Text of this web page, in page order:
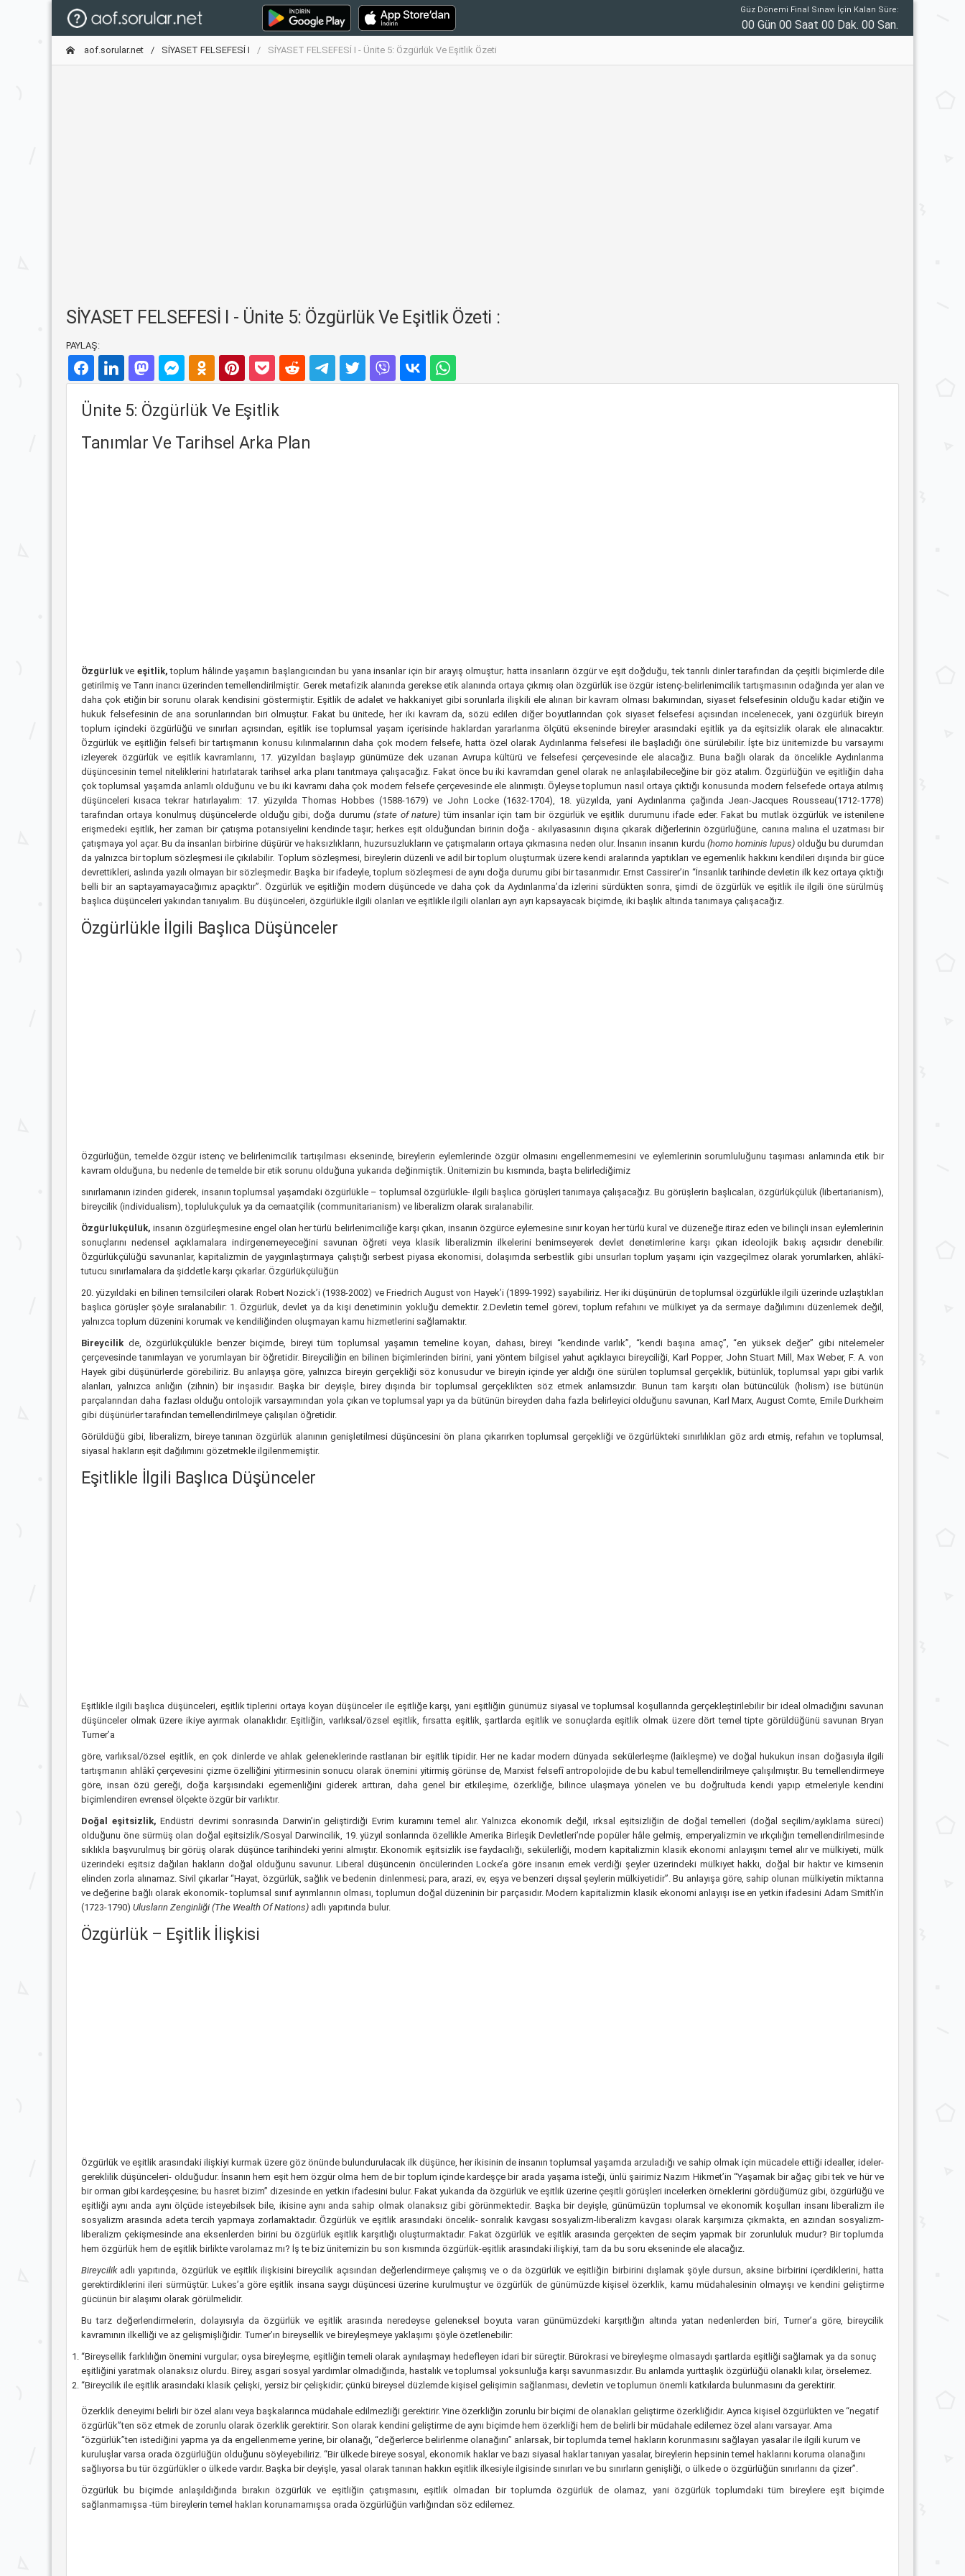
Güz Dönemi Final Sınavı İçin Kalan Süre:
00 Gün 00 Saat 00 Dak. 00 San.
aof.sorular.net SİYASET FELSEFESİ I SİYASET FELSEFESİ I - Ünite 5: Özgürlük Ve Eşitlik Özeti
SİYASET FELSEFESİ I - Ünite 5: Özgürlük Ve Eşitlik Özeti :
PAYLAŞ:
Ünite 5: Özgürlük Ve Eşitlik
Tanımlar Ve Tarihsel Arka Plan
Özgürlükve eşitlik,toplum hâlinde yaşamın başlangıcından bu yana insanlar için bir arayış olmuştur; hatta insanların özgür ve eşit doğduğu, tek tanrılı dinler tarafından da çeşitli biçimlerde dile
getirilmiş ve Tanrı inancı üzerinden temellendirilmiştir. Gerek metafizik alanında gerekse etik alanında ortaya çıkmış olan özgürlük ise özgür istenç-belirlenimcilik tartışmasının odağında yer alan ve
daha çok etiğin bir sorunu olarak kendisini göstermiştir. Eşitlik de adalet ve hakkaniyet gibi sorunlarla ilişkili ele alınan bir kavram olması bakımından, siyaset felsefesinin olduğu kadar etiğin ve
hukuk felsefesinin de ana sorunlarından biri olmuştur. Fakat bu ünitede, her iki kavram da, sözü edilen diğer boyutlarından çok siyaset felsefesi açısından incelenecek, yani özgürlük bireyin
toplum içindeki özgürlüğü ve sınırları açısından, eşitlik ise toplumsal yaşam içerisinde haklardan yararlanma ölçütü ekseninde bireyler arasındaki eşitlik ya da eşitsizlik olarak ele alınacaktır.
Özgürlük ve eşitliğin felsefi bir tartışmanın konusu kılınmalarının daha çok modern felsefe, hatta özel olarak Aydınlanma felsefesi ile başladığı öne sürülebilir. İşte biz ünitemizde bu varsayımı
izleyerek özgürlük ve eşitlik kavramlarını, 17. yüzyıldan başlayıp günümüze dek uzanan Avrupa kültürü ve felsefesi çerçevesinde ele alacağız. Buna bağlı olarak da öncelikle Aydınlanma
düşüncesinin temel niteliklerini hatırlatarak tarihsel arka planı tanıtmaya çalışacağız. Fakat önce bu iki kavramdan genel olarak ne anlaşılabileceğine bir göz atalım. Özgürlüğün ve eşitliğin daha
çok toplumsal yaşamda anlamlı olduğunu ve bu iki kavramı daha çok modern felsefe çerçevesinde ele alınmıştı. Öyleyse toplumun nasıl ortaya çıktığı konusunda modern felsefede ortaya atılmış
düşünceleri kısaca tekrar hatırlayalım: 17. yüzyılda Thomas Hobbes (1588-1679) ve John Locke (1632-1704), 18. yüzyılda, yani Aydınlanma çağında Jean-Jacques Rousseau(1712-1778)
tarafından ortaya konulmuş düşüncelerde olduğu gibi, doğa durumu(state of nature)tüm insanlar için tam bir özgürlük ve eşitlik durumunu ifade eder. Fakat bu mutlak özgürlük ve istenilene
erişmedeki eşitlik, her zaman bir çatışma potansiyelini kendinde taşır; herkes eşit olduğundan birinin doğa - akılyasasının dışına çıkarak diğerlerinin özgürlüğüne, canına malına el uzatması bir
çatışmaya yol açar. Bu da insanları birbirine düşürür ve haksızlıkların, huzursuzlukların ve çatışmaların ortaya çıkmasına neden olur. İnsanın insanın kurdu (homo hominis lupus) olduğu bu durumdan
da yalnızca bir toplum sözleşmesi ile çıkılabilir. Toplum sözleşmesi, bireylerin düzenli ve adil bir toplum oluşturmak üzere kendi aralarında yaptıkları ve egemenlik hakkını kendileri dışında bir güce
devrettikleri, aslında yazılı olmayan bir sözleşmedir. Başka bir ifadeyle, toplum sözleşmesi de aynı doğa durumu gibi bir tasarımıdır. Ernst Cassirer’in “İnsanlık tarihinde devletin ilk kez ortaya çıktığı
belli bir an saptayamayacağımız apaçıktır”. Özgürlük ve eşitliğin modern düşüncede ve daha çok da Aydınlanma’da izlerini sürdükten sonra, şimdi de özgürlük ve eşitlik ile ilgili öne sürülmüş
başlıca düşünceleri yakından tanıyalım. Bu düşünceleri, özgürlükle ilgili olanları ve eşitlikle ilgili olanları ayrı ayrı kapsayacak biçimde, iki başlık altında tanımaya çalışacağız.
Özgürlükle İlgili Başlıca Düşünceler
Özgürlüğün, temelde özgür istenç ve belirlenimcilik tartışılması ekseninde, bireylerin eylemlerinde özgür olmasını engellenmemesini ve eylemlerinin sorumluluğunu taşıması anlamında etik bir
kavram olduğuna, bu nedenle de temelde bir etik sorunu olduğuna yukarıda değinmiştik. Ünitemizin bu kısmında, başta belirlediğimiz
sınırlamanın izinden giderek, insanın toplumsal yaşamdaki özgürlükle – toplumsal özgürlükle- ilgili başlıca görüşleri tanımaya çalışacağız. Bu görüşlerin başlıcaları, özgürlükçülük (libertarianism),
bireycilik (individualism), toplulukçuluk ya da cemaatçilik (communitarianism) ve liberalizm olarak sıralanabilir.
Özgürlükçülük,insanın özgürleşmesine engel olan her türlü belirlenimciliğe karşı çıkan, insanın özgürce eylemesine sınır koyan her türlü kural ve düzeneğe itiraz eden ve bilinçli insan eylemlerinin
sonuçlarını nedensel açıklamalara indirgenemeyeceğini savunan öğreti veya klasik liberalizmin ilkelerini benimseyerek devlet denetimlerine karşı çıkan ideolojik bakış açısıdır denebilir.
Özgürlükçülüğü savunanlar, kapitalizmin de yaygınlaştırmaya çalıştığı serbest piyasa ekonomisi, dolaşımda serbestlik gibi unsurları toplum yaşamı için vazgeçilmez olarak yorumlarken, ahlâkî-
tutucu sınırlamalara da şiddetle karşı çıkarlar. Özgürlükçülüğün
20. yüzyıldaki en bilinen temsilcileri olarak Robert Nozick’i (1938-2002) ve Friedrich August von Hayek’i (1899-1992) sayabiliriz. Her iki düşünürün de toplumsal özgürlükle ilgili üzerinde uzlaştıkları
başlıca görüşler şöyle sıralanabilir: 1. Özgürlük, devlet ya da kişi denetiminin yokluğu demektir. 2.Devletin temel görevi, toplum refahını ve mülkiyet ya da sermaye dağılımını düzenlemek değil,
yalnızca toplum düzenini korumak ve kendiliğinden oluşmayan kamu hizmetlerini sağlamaktır.
Bireycilik de, özgürlükçülükle benzer biçimde, bireyi tüm toplumsal yaşamın temeline koyan, dahası, bireyi “kendinde varlık”, “kendi başına amaç”, “en yüksek değer” gibi nitelemeler
çerçevesinde tanımlayan ve yorumlayan bir öğretidir. Bireyciliğin en bilinen biçimlerinden birini, yani yöntem bilgisel yahut açıklayıcı bireyciliği, Karl Popper, John Stuart Mill, Max Weber, F. A. von
Hayek gibi düşünürlerde görebiliriz. Bu anlayışa göre, yalnızca bireyin gerçekliği söz konusudur ve bireyin içinde yer aldığı öne sürülen toplumsal gerçeklik, bütünlük, toplumsal yapı gibi varlık
alanları, yalnızca anlığın (zihnin) bir inşasıdır. Başka bir deyişle, birey dışında bir toplumsal gerçeklikten söz etmek anlamsızdır. Bunun tam karşıtı olan bütüncülük (holism) ise bütünün
parçalarından daha fazlası olduğu ontolojik varsayımından yola çıkan ve toplumsal yapı ya da bütünün bireyden daha fazla belirleyici olduğunu savunan, Karl Marx, August Comte, Emile Durkheim
gibi düşünürler tarafından temellendirilmeye çalışılan öğretidir.
Görüldüğü gibi, liberalizm, bireye tanınan özgürlük alanının genişletilmesi düşüncesini ön plana çıkarırken toplumsal gerçekliği ve özgürlükteki sınırlılıkları göz ardı etmiş, refahın ve toplumsal,
siyasal hakların eşit dağılımını gözetmekle ilgilenmemiştir.
Eşitlikle İlgili Başlıca Düşünceler
Eşitlikle ilgili başlıca düşünceleri, eşitlik tiplerini ortaya koyan düşünceler ile eşitliğe karşı, yani eşitliğin günümüz siyasal ve toplumsal koşullarında gerçekleştirilebilir bir ideal olmadığını savunan
düşünceler olmak üzere ikiye ayırmak olanaklıdır. Eşitliğin, varlıksal/özsel eşitlik, fırsatta eşitlik, şartlarda eşitlik ve sonuçlarda eşitlik olmak üzere dört temel tipte görüldüğünü savunan Bryan
Turner’a
göre, varlıksal/özsel eşitlik, en çok dinlerde ve ahlak geleneklerinde rastlanan bir eşitlik tipidir. Her ne kadar modern dünyada sekülerleşme (laikleşme) ve doğal hukukun insan doğasıyla ilgili
tartışmanın ahlâkî çerçevesini çizme özelliğini yitirmesinin sonucu olarak önemini yitirmiş görünse de, Marxist felsefî antropolojide de bu kabul temellendirilmeye çalışılmıştır. Bu temellendirmeye
göre, insan özü gereği, doğa karşısındaki egemenliğini giderek arttıran, daha genel bir etkileşime, özerkliğe, bilince ulaşmaya yönelen ve bu doğrultuda kendi yapıp etmeleriyle kendini
biçimlendiren evrensel ölçekte özgür bir varlıktır.
Doğal eşitsizlik,Endüstri devrimi sonrasında Darwin’in geliştirdiği Evrim kuramını temel alır. Yalnızca ekonomik değil, ırksal eşitsizliğin de doğal temelleri (doğal seçilim/ayıklama süreci)
olduğunu öne sürmüş olan doğal eşitsizlik/Sosyal Darwincilik, 19. yüzyıl sonlarında özellikle Amerika Birleşik Devletleri’nde popüler hâle gelmiş, emperyalizmin ve ırkçılığın temellendirilmesinde
sıklıkla başvurulmuş bir görüş olarak düşünce tarihindeki yerini almıştır. Ekonomik eşitsizlik ise faydacılığı, sekülerliği, modern kapitalizmin klasik ekonomi anlayışını temel alır ve mülkiyeti, mülk
üzerindeki eşitsiz dağılan hakların doğal olduğunu savunur. Liberal düşüncenin öncülerinden Locke’a göre insanın emek verdiği şeyler üzerindeki mülkiyet hakkı, doğal bir haktır ve kimsenin
elinden zorla alınamaz. Sivil çıkarlar “Hayat, özgürlük, sağlık ve bedenin dinlenmesi; para, arazi, ev, eşya ve benzeri dışsal şeylerin mülkiyetidir”. Bu anlayışa göre, sahip olunan mülkiyetin miktarına
ve değerine bağlı olarak ekonomik- toplumsal sınıf ayrımlarının olması, toplumun doğal düzeninin bir parçasıdır. Modern kapitalizmin klasik ekonomi anlayışı ise en yetkin ifadesini Adam Smith’in
(1723-1790) Ulusların Zenginliği (The Wealth Of Nations) adlı yapıtında bulur.
Özgürlük – Eşitlik İlişkisi
Özgürlük ve eşitlik arasındaki ilişkiyi kurmak üzere göz önünde bulundurulacak ilk düşünce, her ikisinin de insanın toplumsal yaşamda arzuladığı ve sahip olmak için mücadele ettiği idealler, ideler-
gereklilik düşünceleri- olduğudur. İnsanın hem eşit hem özgür olma hem de bir toplum içinde kardeşçe bir arada yaşama isteği, ünlü şairimiz Nazım Hikmet’in “Yaşamak bir ağaç gibi tek ve hür ve
bir orman gibi kardeşçesine; bu hasret bizim” dizesinde en yetkin ifadesini bulur. Fakat yukarıda da özgürlük ve eşitlik üzerine çeşitli görüşleri incelerken örneklerini gördüğümüz gibi, özgürlüğü ve
eşitliği aynı anda aynı ölçüde isteyebilsek bile, ikisine aynı anda sahip olmak olanaksız gibi görünmektedir. Başka bir deyişle, günümüzün toplumsal ve ekonomik koşulları insanı liberalizm ile
sosyalizm arasında adeta tercih yapmaya zorlamaktadır. Özgürlük ve eşitlik arasındaki öncelik- sonralık kavgası sosyalizm-liberalizm kavgası olarak karşımıza çıkmakta, en azından sosyalizm-
liberalizm çekişmesinde ana eksenlerden birini bu özgürlük eşitlik karşıtlığı oluşturmaktadır. Fakat özgürlük ve eşitlik arasında gerçekten de seçim yapmak bir zorunluluk mudur? Bir toplumda
hem özgürlük hem de eşitlik birlikte varolamaz mı? İş te biz ünitemizin bu son kısmında özgürlük-eşitlik arasındaki ilişkiyi, tam da bu soru ekseninde ele alacağız.
Bireycilik adlı yapıtında, özgürlük ve eşitlik ilişkisini bireycilik açısından değerlendirmeye çalışmış ve o da özgürlük ve eşitliğin birbirini dışlamak şöyle dursun, aksine birbirini içerdiklerini, hatta
gerektirdiklerini ileri sürmüştür. Lukes’a göre eşitlik insana saygı düşüncesi üzerine kurulmuştur ve özgürlük de günümüzde kişisel özerklik, kamu müdahalesinin olmayışı ve kendini geliştirme
gücünün bir alaşımı olarak görülmelidir.
Bu tarz değerlendirmelerin, dolayısıyla da özgürlük ve eşitlik arasında neredeyse geleneksel boyuta varan günümüzdeki karşıtlığın altında yatan nedenlerden biri, Turner’a göre, bireycilik
kavramının ilkelliği ve az gelişmişliğidir. Turner’ın bireysellik ve bireyleşmeye yaklaşımı şöyle özetlenebilir:
“Bireysellik farklılığın önemini vurgular; oysa bireyleşme, eşitliğin temeli olarak aynılaşmayı hedefleyen idari bir süreçtir. Bürokrasi ve bireyleşme olmasaydı şartlarda eşitliği sağlamak ya da sonuç
eşitliğini yaratmak olanaksız olurdu. Birey, asgari sosyal yardımlar olmadığında, hastalık ve toplumsal yoksunluğa karşı savunmasızdır. Bu anlamda yurttaşlık özgürlüğü olanaklı kılar, örselemez.
“Bireycilik ile eşitlik arasındaki klasik çelişki, yersiz bir çelişkidir; çünkü bireysel düzlemde kişisel gelişimin sağlanması, devletin ve toplumun önemli katkılarda bulunmasını da gerektirir.
Özerklik deneyimi belirli bir özel alanı veya başkalarınca müdahale edilmezliği gerektirir. Yine özerkliğin zorunlu bir biçimi de olanakları geliştirme özerkliğidir. Ayrıca kişisel özgürlükten ve “negatif
özgürlük”ten söz etmek de zorunlu olarak özerklik gerektirir. Son olarak kendini geliştirme de aynı biçimde hem özerkliği hem de belirli bir müdahale edilemez özel alanı varsayar. Ama
“özgürlük”ten istediğini yapma ya da engellenmeme yerine, bir olanağı, “değerlerce belirlenme olanağını” anlarsak, bir toplumda temel hakların korunmasını sağlayan yasalar ile ilgili kurum ve
kuruluşlar varsa orada özgürlüğün olduğunu söyleyebiliriz. “Bir ülkede bireye sosyal, ekonomik haklar ve bazı siyasal haklar tanıyan yasalar, bireylerin hepsinin temel haklarını koruma olanağını
sağlıyorsa bu tür özgürlükler o ülkede vardır. Başka bir deyişle, yasal olarak tanınan hakkın eşitlik ilkesiyle ilgisinde sınırları ve bu sınırların genişliği, o ülkede o özgürlüğün sınırlarını da çizer”.
Özgürlük bu biçimde anlaşıldığında bırakın özgürlük ve eşitliğin çatışmasını, eşitlik olmadan bir toplumda özgürlük de olamaz, yani özgürlük toplumdaki tüm bireylere eşit biçimde
sağlanmamışsa -tüm bireylerin temel hakları korunamamışsa orada özgürlüğün varlığından söz edilemez.